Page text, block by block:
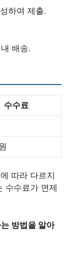
하여 제출.
배송.
수수료
따라 다르지
수수료가 면제
방법을 알아